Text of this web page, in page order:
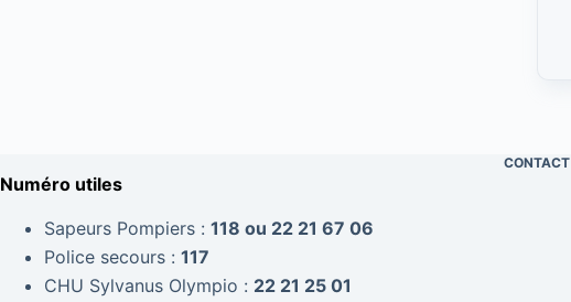
CONTACT
Numéro utiles
Sapeurs Pompiers : 118 ou 22 21 67 06
Police secours : 117
CHU Sylvanus Olympio : 22 21 25 01